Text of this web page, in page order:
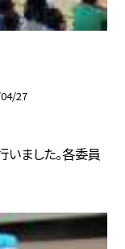
27
いました。各委員